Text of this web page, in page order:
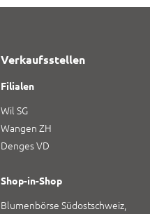
Verkaufsstellen
Filialen
Wil SG
Wangen ZH
Denges VD
Shop-in-Shop
Blumenbörse Südostschweiz,